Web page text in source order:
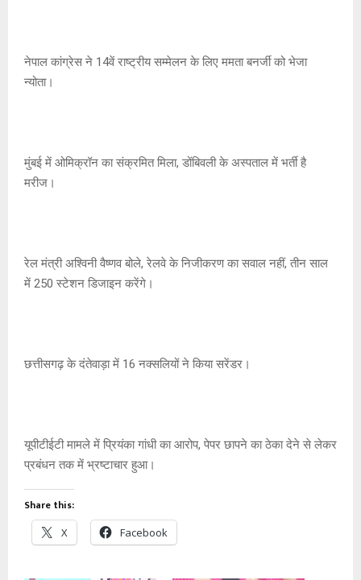
नेपाल कांग्रेस ने 14वें राष्ट्रीय सम्मेलन के लिए ममता बनर्जी को भेजा
न्योता।
मुंबई में ओमिक्रॉन का संक्रमित मिला, डोंबिवली के अस्पताल में भर्ती है
मरीज।
रेल मंत्री अश्विनी वैष्णव बोले, रेलवे के निजीकरण का सवाल नहीं, तीन साल
में 250 स्टेशन डिजाइन करेंगे।
छत्तीसगढ़ के दंतेवाड़ा में 16 नक्सलियों ने किया सरेंडर।
यूपीटीईटी मामले में प्रियंका गांधी का आरोप, पेपर छापने का ठेका देने से लेकर
प्रबंधन तक में भ्रष्टाचार हुआ।
Share this:
X Facebook